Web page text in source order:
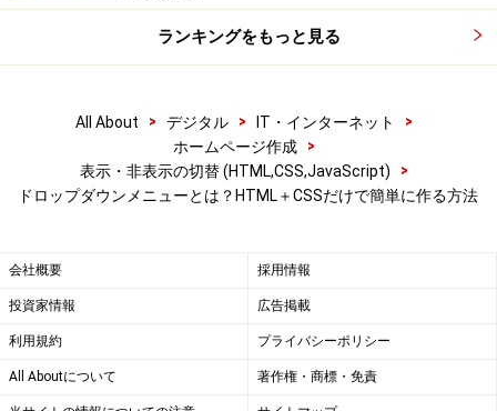
ランキングをもっと見る
All About > デジタル > IT・インターネット
>
ホームページ作成
>
表示・非表示の切替 (HTML,CSS,JavaScript)
>
ドロップダウンメニューとは？HTML＋CSSだけで簡単に作る方法
会社概要 採用情報
投資家情報 広告掲載
利用規約 プライバシーポリシー
All Aboutについて 著作権・商標・免責